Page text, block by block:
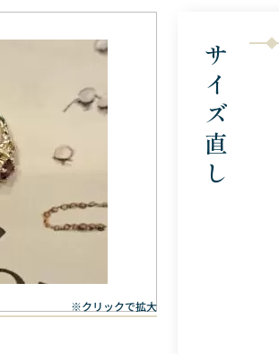
※クリックで拡大
サ
イ
ズ
直
し